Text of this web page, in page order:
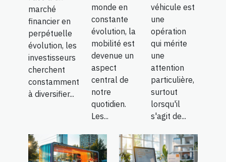
marché
financier en
perpétuelle
évolution, les
investisseurs
cherchent
constamment
à diversifier...
monde en
constante
évolution, la
mobilité est
devenue un
aspect
central de
notre
quotidien.
Les...
véhicule est
une
opération
qui mérite
une
attention
particulière,
surtout
lorsqu'il
s'agit de...